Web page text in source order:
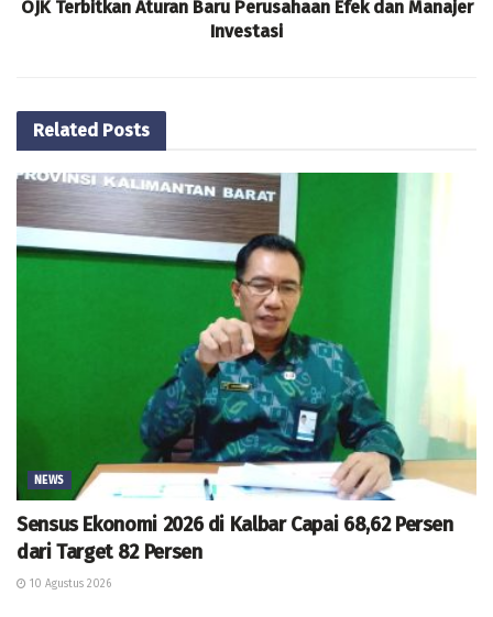
OJK Terbitkan Aturan Baru Perusahaan Efek dan Manajer
Investasi
Related Posts
NEWS
Sensus Ekonomi 2026 di Kalbar Capai 68,62 Persen
dari Target 82 Persen
10 Agustus 2026